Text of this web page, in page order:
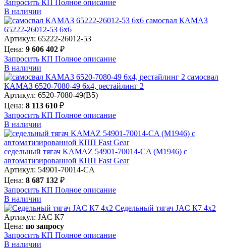
Запросить КП Полное описание
В наличии
самосвал КАМАЗ
65222-26012-53 6х6
Артикул: 65222-26012-53
Цена: 9 606 402 ₽
Запросить КП Полное описание
В наличии
самосвал
КАМАЗ 6520-7080-49 6х4, рестайлинг 2
Артикул: 6520-7080-49(B5)
Цена: 8 113 610 ₽
Запросить КП Полное описание
В наличии
седельный тягач KAMAZ 54901-70014-CA (М1946) с
автоматизированной КПП Fast Gear
Артикул: 54901-70014-CA
Цена: 8 687 132 ₽
Запросить КП Полное описание
В наличии
Седельный тягач JAC К7 4х2
Артикул: JAC К7
Цена: по запросу
Запросить КП Полное описание
В наличии